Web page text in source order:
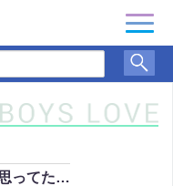
品
ナ
ゲ
ー
ョ
ン
ってた…